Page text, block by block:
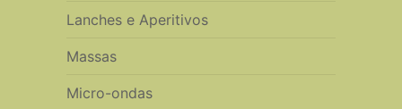
Lanches e Aperitivos
Massas
Micro-ondas